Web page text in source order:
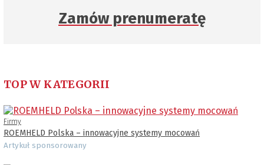
Zamów prenumeratę
TOP W KATEGORII
Firmy
ROEMHELD Polska – innowacyjne systemy mocowań
Artykuł sponsorowany